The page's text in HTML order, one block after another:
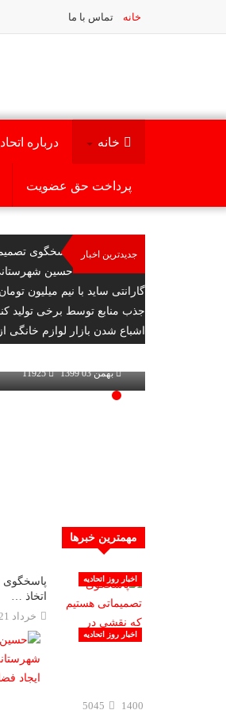
خانه تماس با ما
خانه درباره
پرداخت حق عضویت
جدیدترین اخبار پاسخگوی
حسین
گارانتی ساید با نیم میلیون تومان
جذب منابع توسط برخی تولید
اشباع شدن بازار لوازم خانگی
بهمن 03 1399
11925
مهمترین خبرها
پاسخگوی
اتخاذ …
خرداد 21, 1400
اخبار روز اتحادیه
1400
اخبار روز اتحادیه